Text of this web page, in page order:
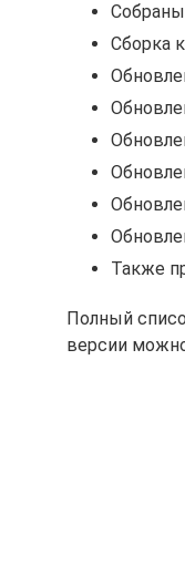
Сборка
Также
Полный
версии